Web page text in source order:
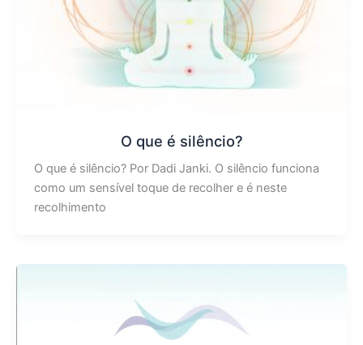
O que é silêncio?
O que é silêncio? Por Dadi Janki. O silêncio funciona
como um sensível toque de recolher e é neste
recolhimento